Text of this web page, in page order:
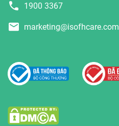
1900 3367
marketing@isofhcare.com